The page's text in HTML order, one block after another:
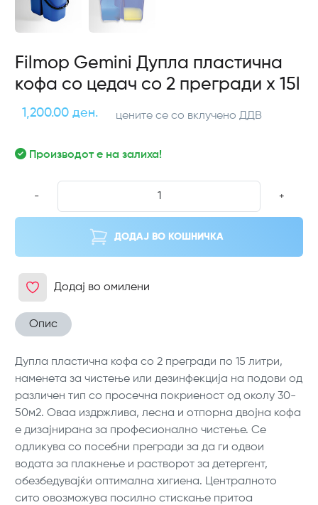
Filmop Gemini Дупла пластична
кофа со цедач со 2 прегради х 15l
1,200.00 ден. цените се со вклучено ДДВ
Производот е на залиха!
- +
ДОДАЈ ВО КОШНИЧКА
Додај во омилени
Опис
Дупла пластична кофа со 2 прегради по 15 литри,
наменета за чистење или дезинфекција на подови од
различен тип со просечна покриеност од околу 30-
50м2. Оваа издржлива, лесна и отпорна двојна кофа
е дизајнирана за професионално чистење. Се
одликува со посебни прегради за да ги одвои
водата за плакнење и растворот за детергент,
обезбедувајќи оптимална хигиена. Централното
сито овозможува посилно стискање притоа